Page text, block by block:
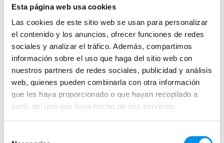
Esta página web usa cookies
Las cookies de este sitio web se usan para personalizar
el contenido y los anuncios, ofrecer funciones de redes
sociales y analizar el tráfico. Además, compartimos
información sobre el uso que haga del sitio web con
nuestros partners de redes sociales, publicidad y análisis
web, quienes pueden combinarla con otra información
que les haya proporcionado o que hayan recopilado a
partir del uso que haya hecho de sus servicios.
Mamparas cuadradas
Mamparas rectangulares
Fijos y paneles de ducha
Semicirculares
Apertura abatible
Apertura plegable
Cristal fijo para ducha
Mamparas doble hoja